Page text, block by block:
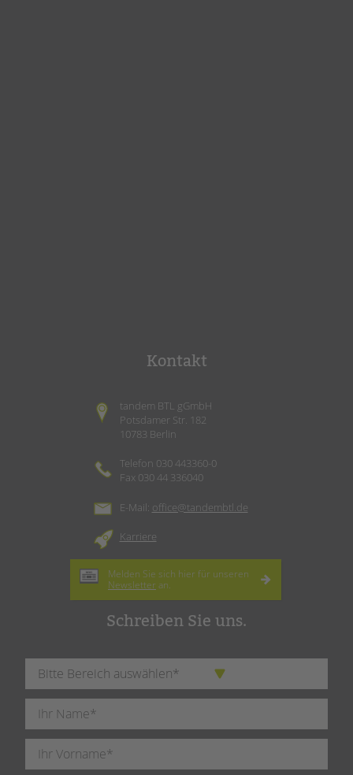
Kontakt
tandem BTL gGmbH
Potsdamer Str. 182
10783 Berlin
Telefon 030 443360-0
Fax 030 44 336040
E-Mail: office@tandembtl.de
Karriere
Melden Sie sich hier für unseren
Newsletter an.
Schreiben Sie uns.